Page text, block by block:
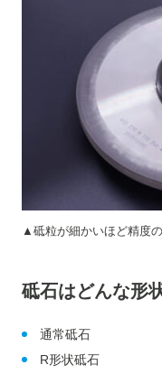
▲砥粒が細かいほど精度
砥石はどんな形
通常砥石
R形状砥石